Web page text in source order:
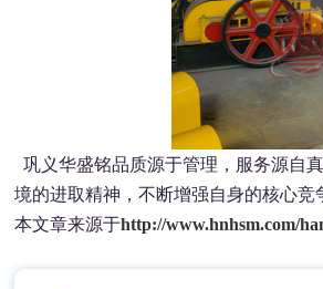
巩义华盛铭品质源于管理，服务源自
境的进取精神，不断增强自身的核心竞
本文章来源于http://www.hnhsm.com/